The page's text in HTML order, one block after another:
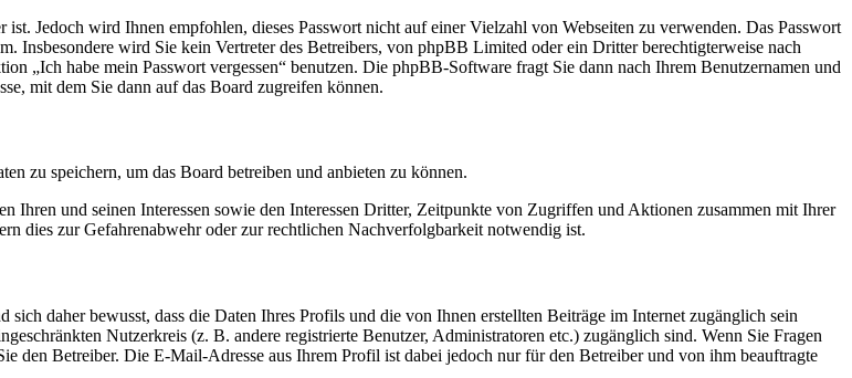
Jedoch wird Ihnen empfohlen, dieses Passwort nicht auf einer Vielzahl von Webseiten zu verwenden. Das Passwort
Insbesondere wird Sie kein Vertreter des Betreibers, von phpBB Limited oder ein Dritter berechtigterweise nach
„Ich habe mein Passwort vergessen“ benutzen. Die phpBB-Software fragt Sie dann nach Ihrem Benutzernamen und
mit dem Sie dann auf das Board zugreifen können.
zu speichern, um das Board betreiben und anbieten zu können.
Ihren und seinen Interessen sowie den Interessen Dritter, Zeitpunkte von Zugriffen und Aktionen zusammen mit Ihrer
dies zur Gefahrenabwehr oder zur rechtlichen Nachverfolgbarkeit notwendig ist.
daher bewusst, dass die Daten Ihres Profils und die von Ihnen erstellten Beiträge im Internet zugänglich sein
Nutzerkreis (z. B. andere registrierte Benutzer, Administratoren etc.) zugänglich sind. Wenn Sie Fragen
den Betreiber. Die E-Mail-Adresse aus Ihrem Profil ist dabei jedoch nur für den Betreiber und von ihm beauftragte